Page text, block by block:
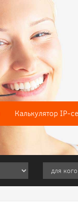
Калькулятор IP-